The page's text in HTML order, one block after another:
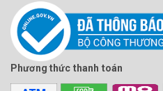
Phương thức thanh toán